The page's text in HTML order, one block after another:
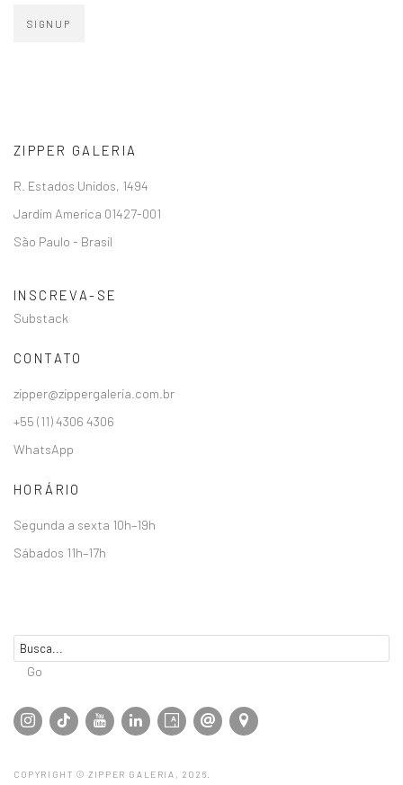
SIGNUP
ZIPPER GALERIA
R. Estados Unidos, 1494
Jardim America 01427-001
São Paulo - Brasil
INSCREVA-SE
Substack
CONTATO
zipper@zippergaleria.com.br
+55 (11) 4306 4306
WhatsApp
HORÁRIO
Segunda a sexta 10h–19h
Sábados 11h–17h
Go
COPYRIGHT © ZIPPER GALERIA, 2026.